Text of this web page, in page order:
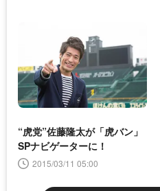
“虎党”佐藤隆太が「虎バン」
SPナビゲーターに！
2015/03/11 05:00